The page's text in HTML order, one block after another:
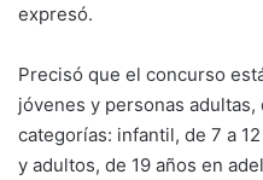
expresó.
Precisó que el concurso
jóvenes y personas
categorías: infantil, de 7 a
y adultos, de 19 años en